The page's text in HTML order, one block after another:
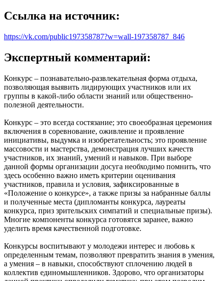
Ссылка на источник:
https://vk.com/public197358787?w=wall-197358787_846
Экспертный комментарий:
Конкурс – познавательно-развлекательная форма отдыха,
позволяющая выявить лидирующих участников или их
группы в какой-либо области знаний или общественно-
полезной деятельности.
Конкурс – это всегда состязание; это своеобразная церемония
включения в соревнование, оживление и проявление
инициативы, выдумка и изобретательность; это проявление
массовости и мастерства, демонстрация лучших качеств
участников, их знаний, умений и навыков. При выборе
данной формы организации досуга необходимо помнить, что
здесь особенно важно иметь критерии оценивания
участников, правила и условия, зафиксированные в
«Положение о конкурсе», а также призы за набранные баллы
и полученные места (дипломанты конкурса, лауреаты
конкурса, приз зрительских симпатий и специальные призы).
Многие компоненты конкурса готовятся заранее, важно
уделить время качественной подготовке.
Конкурсы воспитывают у молодежи интерес и любовь к
определенным темам, позволяют превратить знания в умения,
а умения – в навыки, способствуют сплочению людей в
коллектив единомышленников. Здорово, что организаторы